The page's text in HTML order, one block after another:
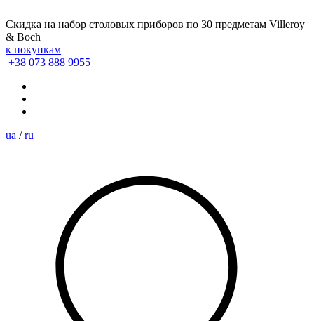
Скидка на набор столовых приборов по 30 предметам Villeroy
& Boch
к покупкам
+38 073 888 9955
ua / ru